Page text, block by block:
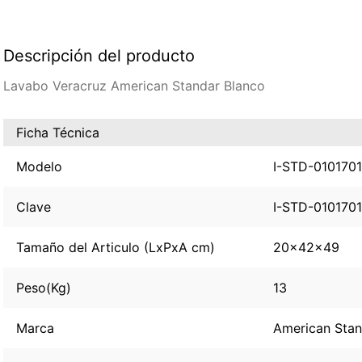
Descripción del producto
Lavabo Veracruz American Standar Blanco
Ficha Técnica
Modelo I-STD-0101701
Clave I-STD-0101701
Tamaño del Articulo (LxPxA cm) 20x42x49
Peso(Kg) 13
Marca American